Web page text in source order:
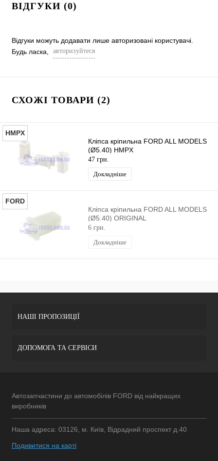
ВІДГУКИ (0)
Відгуки можуть додавати лише авторизовані користувачі.
Будь ласка,
авторизуйтеся
СХОЖІ ТОВАРИ (2)
HMPX
Кліпса кріпильна FORD ALL MODELS
(Ø5.40) HMPX
47 грн.
Докладніше
FORD
Кліпса кріпильна FORD ALL MODELS
(Ø5.40) ORIGINAL
6 грн.
Докладніше
НАШІ ПРОПОЗИЦІЇ
ДОПОМОГА ТА СЕРВІСИ
Автозапчастини до автомобілів FORD від найкращих
виробників
Наша адреса: 03126, м. Київ, Відрадний проспект д.40
Подивитися на карті